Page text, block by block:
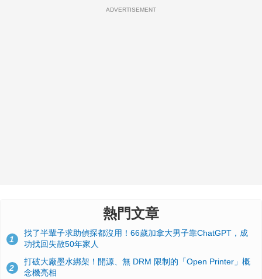
ADVERTISEMENT
熱門文章
1
找了半輩子求助偵探都沒用！66歲加拿大男子靠ChatGPT，成
功找回失散50年家人
2
打破大廠墨水綁架！開源、無 DRM 限制的「Open Printer」概
念機亮相